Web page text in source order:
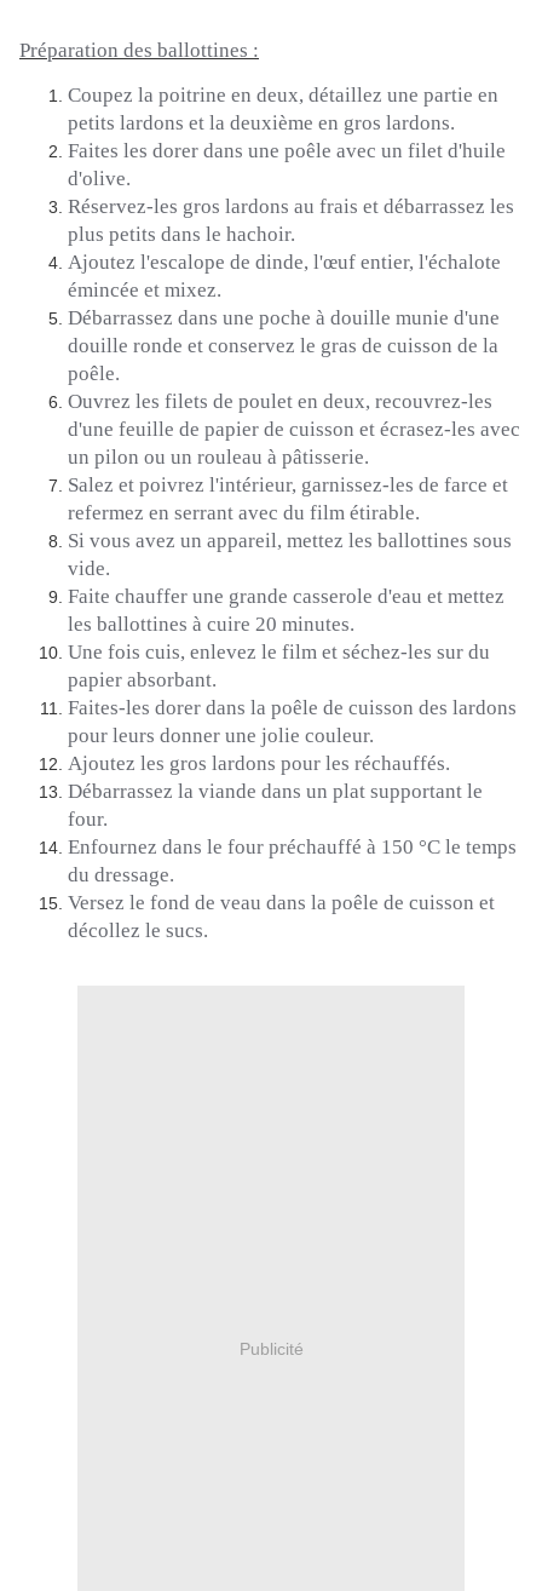
Préparation des ballottines :
Coupez la poitrine en deux, détaillez une partie en
petits lardons et la deuxième en gros lardons.
Faites les dorer dans une poêle avec un filet d'huile
d'olive.
Réservez-les gros lardons au frais et débarrassez les
plus petits dans le hachoir.
Ajoutez l'escalope de dinde, l'œuf entier, l'échalote
émincée et mixez.
Débarrassez dans une poche à douille munie d'une
douille ronde et conservez le gras de cuisson de la
poêle.
Ouvrez les filets de poulet en deux, recouvrez-les
d'une feuille de papier de cuisson et écrasez-les avec
un pilon ou un rouleau à pâtisserie.
Salez et poivrez l'intérieur, garnissez-les de farce et
refermez en serrant avec du film étirable.
Si vous avez un appareil, mettez les ballottines sous
vide.
Faite chauffer une grande casserole d'eau et mettez
les ballottines à cuire 20 minutes.
Une fois cuis, enlevez le film et séchez-les sur du
papier absorbant.
Faites-les dorer dans la poêle de cuisson des lardons
pour leurs donner une jolie couleur.
Ajoutez les gros lardons pour les réchauffés.
Débarrassez la viande dans un plat supportant le
four.
Enfournez dans le four préchauffé à 150 °C le temps
du dressage.
Versez le fond de veau dans la poêle de cuisson et
décollez le sucs.
Publicité